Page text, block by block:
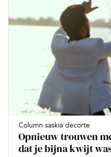
Column saskia decorte
Opnieuw trouwen
dat je bijna kwijt